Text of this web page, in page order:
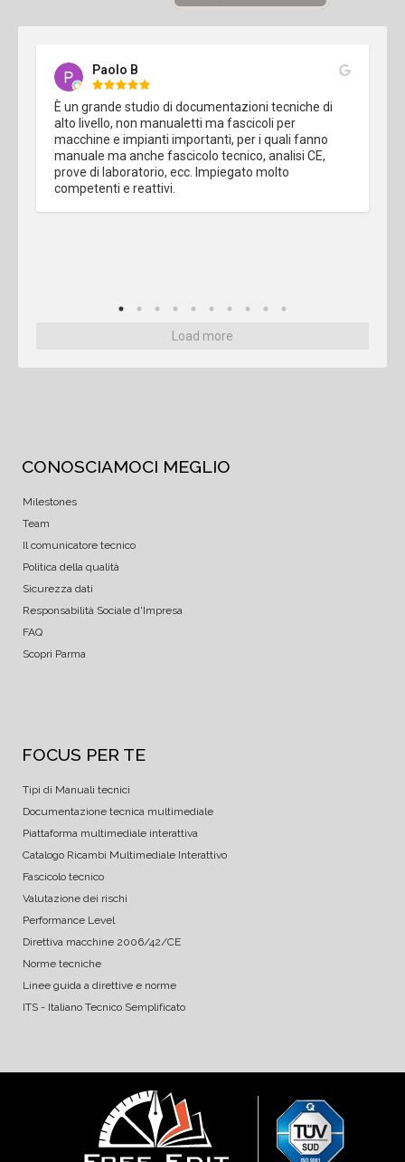
Paolo B
È un grande studio di documentazioni tecniche di
alto livello, non manualetti ma fascicoli per
macchine e impianti importanti, per i quali fanno
manuale ma anche fascicolo tecnico, analisi CE,
prove di laboratorio, ecc. Impiegato molto
competenti e reattivi.
Load more
CONOSCIAMOCI MEGLIO
Milestones
Team
Il comunicatore tecnico
Politica della qualità
Sicurezza dati
Responsabilità Sociale d'Impresa
FAQ
Scopri Parma
FOCUS PER TE
Tipi di Manuali tecnici
Documentazione tecnica multimediale
Piattaforma multimediale interattiva
Catalogo Ricambi Multimediale Interattivo
Fascicolo tecnico
Valutazione dei rischi
Performance Level
Direttiva macchine 2006/42/CE
Norme tecniche
Linee guida a direttive e norme
ITS - Italiano Tecnico Semplificato